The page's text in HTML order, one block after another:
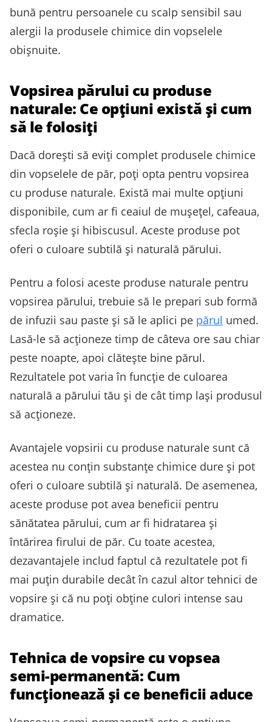
bună pentru persoanele cu scalp sensibil sau
alergii la produsele chimice din vopselele
obișnuite.
Vopsirea părului cu produse
naturale: Ce opțiuni există și cum
să le folosiți
Dacă dorești să eviți complet produsele chimice
din vopselele de păr, poți opta pentru vopsirea
cu produse naturale. Există mai multe opțiuni
disponibile, cum ar fi ceaiul de mușețel, cafeaua,
sfecla roșie și hibiscusul. Aceste produse pot
oferi o culoare subtilă și naturală părului.
Pentru a folosi aceste produse naturale pentru
vopsirea părului, trebuie să le prepari sub formă
de infuzii sau paste și să le aplici pe părul umed.
Lasă-le să acționeze timp de câteva ore sau chiar
peste noapte, apoi clătește bine părul.
Rezultatele pot varia în funcție de culoarea
naturală a părului tău și de cât timp lași produsul
să acționeze.
Avantajele vopsirii cu produse naturale sunt că
acestea nu conțin substanțe chimice dure și pot
oferi o culoare subtilă și naturală. De asemenea,
aceste produse pot avea beneficii pentru
sănătatea părului, cum ar fi hidratarea și
întărirea firului de păr. Cu toate acestea,
dezavantajele includ faptul că rezultatele pot fi
mai puțin durabile decât în cazul altor tehnici de
vopsire și că nu poți obține culori intense sau
dramatice.
Tehnica de vopsire cu vopsea
semi-permanentă: Cum
funcționează și ce beneficii aduce